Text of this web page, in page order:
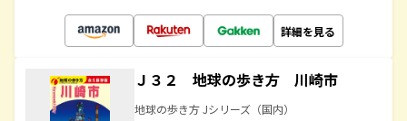
詳細を見る
Ｊ３２ 地球の歩き方 川崎市
地球の歩き方 Jシリーズ（国内）